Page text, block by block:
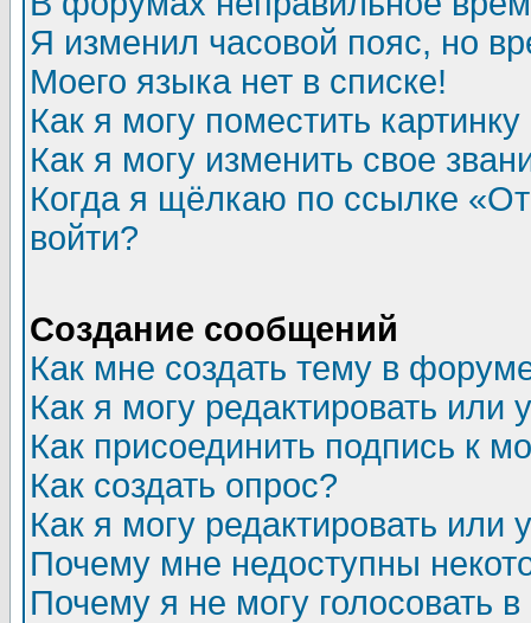
Я изменил часовой пояс, но
Моего языка нет в списке!
Как я могу поместить
Как я могу изменить свое
Когда я щёлкаю по ссылке
войти?
Создание сообщений
Как мне создать тему в
Как я могу редактировать или
Как присоединить подпись к
Как создать опрос?
Как я могу редактировать или
Почему мне недоступны
Почему я не могу голосовать